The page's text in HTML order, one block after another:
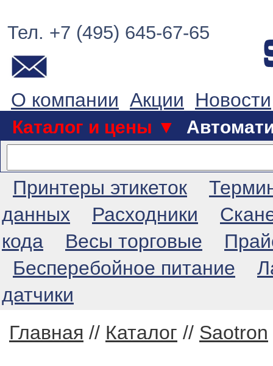
Тел. +7 (495) 645-67-65
О компании Акции Новости
Каталог и цены ▼
Принтеры этикеток
данных
Расходники
кода
Весы торговые
Бесперебойное питание
датчики
Главная // Каталог // Saotron